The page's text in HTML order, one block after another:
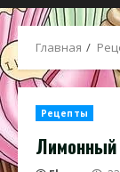
меню
Главная
Рецепты
Лимонный